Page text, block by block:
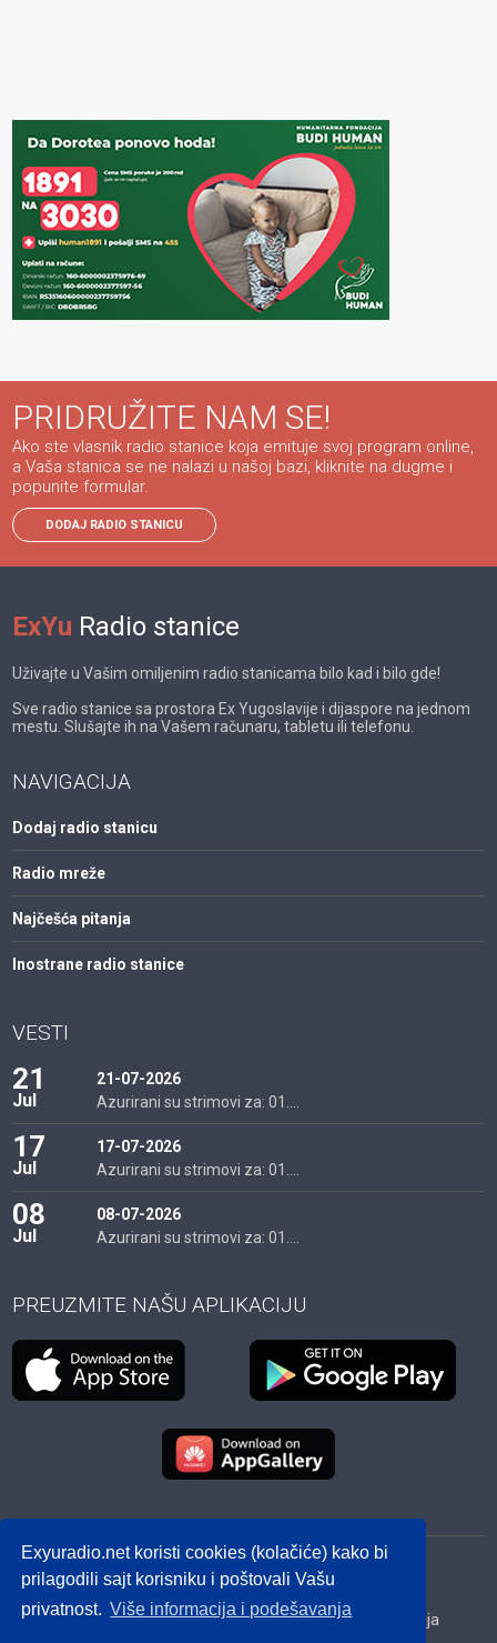
Exyuradio.net koristi cookies (kolačiće) kako bi
prilagodili sajt korisniku i poštovali Vašu
privatnost. Više informacija i podešavanja
PRIDRUŽITE NAM SE!
Ako ste vlasnik radio stanice koja emituje svoj program online,
a Vaša stanica se ne nalazi u našoj bazi, kliknite na dugme i
popunite formular.
DODAJ RADIO STANICU
ExYu Radio stanice
Uživajte u Vašim omiljenim radio stanicama bilo kad i bilo gde!
Sve radio stanice sa prostora Ex Yugoslavije i dijaspore na jednom
mestu. Slušajte ih na Vašem računaru, tabletu ili telefonu.
NAVIGACIJA
Dodaj radio stanicu
Radio mreže
Najčešća pitanja
Inostrane radio stanice
VESTI
21
Jul
21-07-2026
Azurirani su strimovi za: 01....
17
Jul
17-07-2026
Azurirani su strimovi za: 01....
08
Jul
08-07-2026
Azurirani su strimovi za: 01....
PREUZMITE NAŠU APLIKACIJU
© 2012 - 2026! exyuradio.net -Politika privatnosti -
created by IMS.RS
Srbija
Hrvatska BiH Crna Gora Makedonija
Slovenija